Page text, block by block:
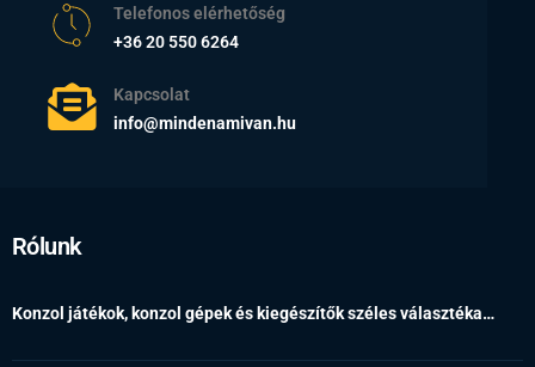
Telefonos elérhetőség
+36 20 550 6264
Kapcsolat
info@mindenamivan.hu
Rólunk
Konzol játékok, konzol gépek és kiegészítők széles választéka…